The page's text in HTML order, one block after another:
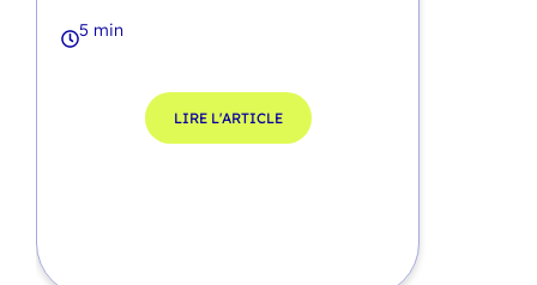
5 min
LIRE L'ARTICLE